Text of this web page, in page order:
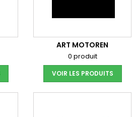
ART MOTOREN
0 produit
VOIR LES PRODUITS